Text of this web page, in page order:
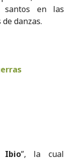
en las
danzas.
Ibio”, la cual